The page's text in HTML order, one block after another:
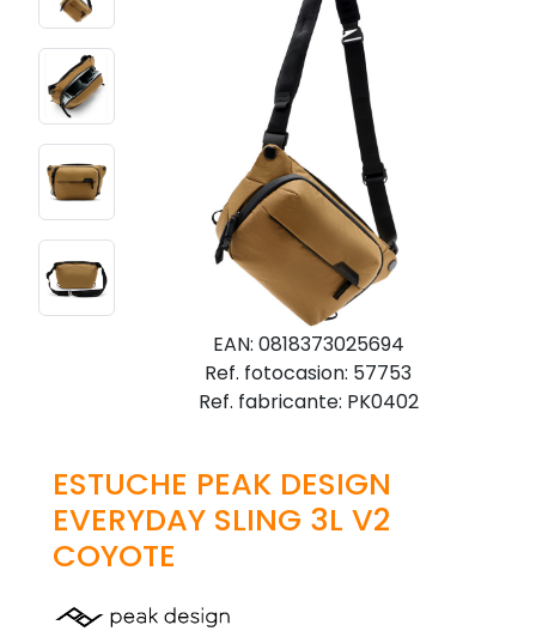
EAN: 0818373025694
Ref. fotocasion: 57753
Ref. fabricante: PK0402
ESTUCHE PEAK DESIGN
EVERYDAY SLING 3L V2
COYOTE